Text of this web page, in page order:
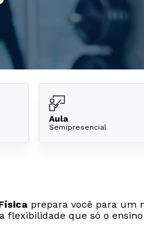
Aula
Semipresencial
prepara você para um
flexibilidade que só o